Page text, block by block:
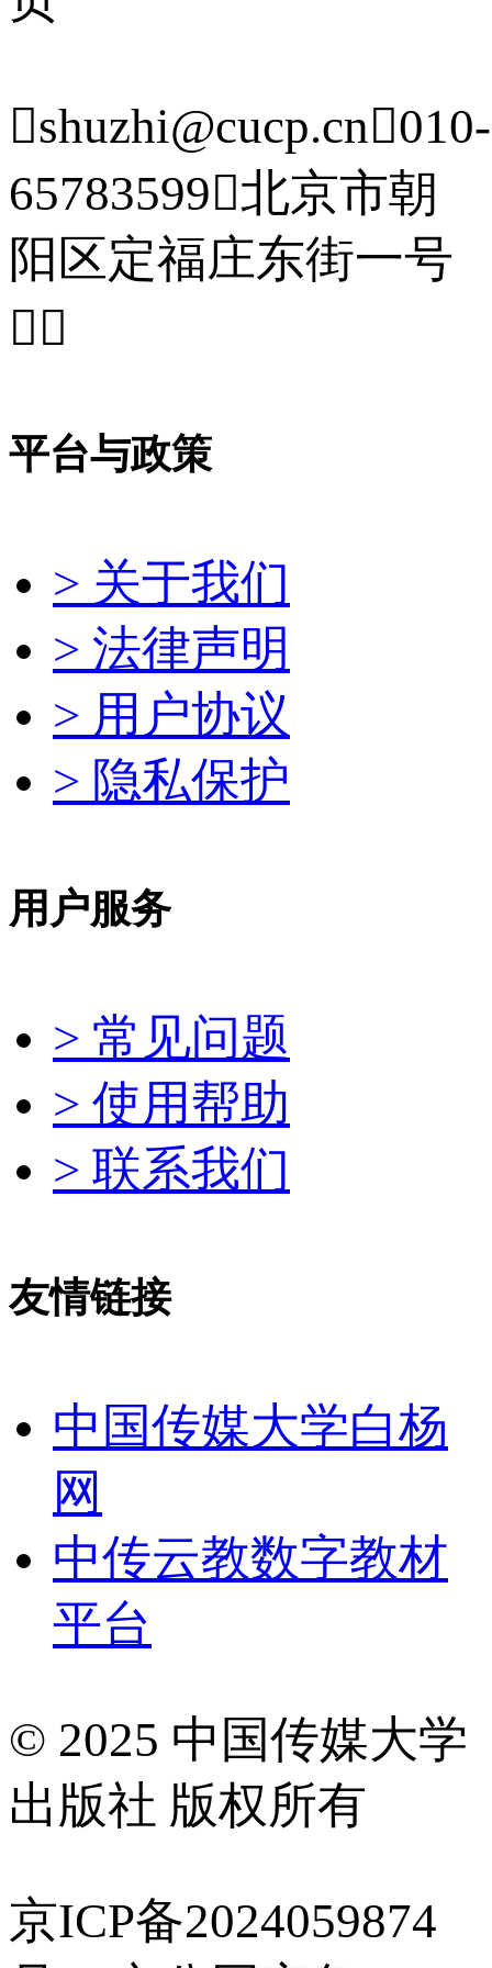
shuzhi@cucp.cn010-
65783599北京市朝
阳区定福庄东街一号

平台与政策
> 关于我们
> 法律声明
> 用户协议
> 隐私保护
用户服务
> 常见问题
> 使用帮助
> 联系我们
友情链接
中国传媒大学白杨
网
中传云教数字教材
平台
© 2025 中国传媒大学
出版社 版权所有
京ICP备2024059874